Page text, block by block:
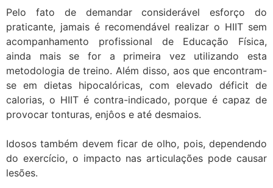
Pelo fato de demandar considerável esforço do
praticante, jamais é recomendável realizar o HIIT sem
acompanhamento profissional de Educação Física,
ainda mais se for a primeira vez utilizando esta
metodologia de treino. Além disso, aos que encontram-
se em dietas hipocalóricas, com elevado déficit de
calorias, o HIIT é contra-indicado, porque é capaz de
provocar tonturas, enjôos e até desmaios.
Idosos também devem ficar de olho, pois, dependendo
do exercício, o impacto nas articulações pode causar
lesões.